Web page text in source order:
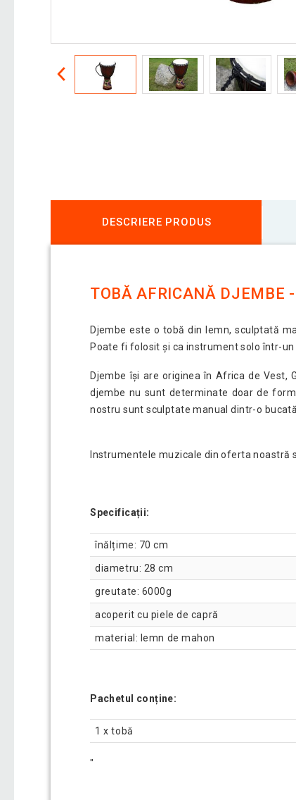
DESCRIERE PRODUS
TOBĂ AFRICANĂ DJEMBE
Djembe este o tobă din lemn, sculptată
Poate fi folosit și ca instrument solo într-un
Djembe își are originea în Africa de Vest,
djembe nu sunt determinate doar de
nostru sunt sculptate manual dintr-o
Instrumentele muzicale din oferta noastră
Specificații:
înălțime: 70 cm
diametru: 28 cm
greutate: 6000g
acoperit cu piele de capră
material: lemn de mahon
Pachetul conține:
1 x tobă
"